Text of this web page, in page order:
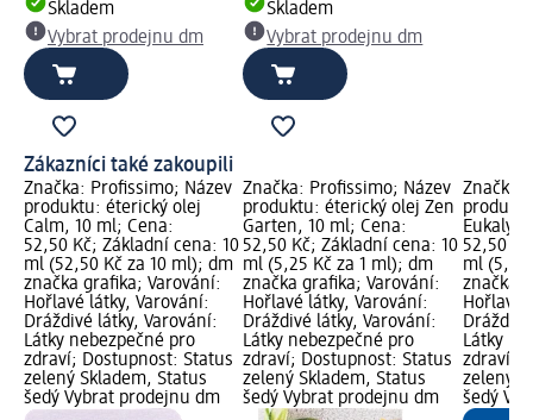
Skladem
Vybrat prodejnu dm
Skladem
Vybrat prodejnu dm
Zákazníci také zakoupili
Značka: Profissimo; Název
produktu: éterický olej
Calm, 10 ml; Cena:
52,50 Kč; Základní cena: 10
ml (52,50 Kč za 10 ml); dm
značka grafika; Varování:
Hořlavé látky, Varování:
Dráždivé látky, Varování:
Látky nebezpečné pro
zdraví; Dostupnost: Status
zelený Skladem, Status
šedý Vybrat prodejnu dm
Značka: Profissimo; Název
produktu: éterický olej Zen
Garten, 10 ml; Cena:
52,50 Kč; Základní cena: 10
ml (5,25 Kč za 1 ml); dm
značka grafika; Varování:
Hořlavé látky, Varování:
Dráždivé látky, Varování:
Látky nebezpečné pro
zdraví; Dostupnost: Status
zelený Skladem, Status
šedý Vybrat prodejnu dm
Značka:
52,50
ml (5,25
značka
Hořlavé
Látky
zdraví;
zelený
šedý